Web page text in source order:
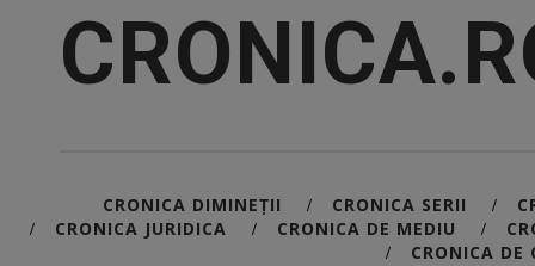
CRONICA DIMINEȚII / CRONICA SERII /
/ CRONICA JURIDICA / CRONICA DE MEDIU /
/ CRONICA DE